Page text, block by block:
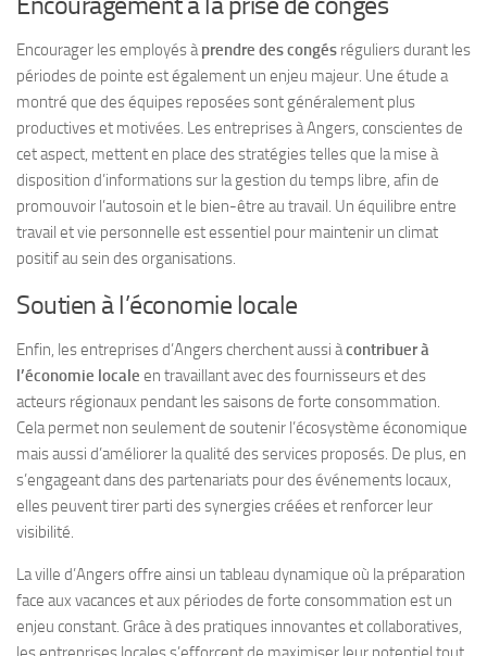
Encourager les employés àprendre des congés réguliers durant les
périodes de pointe est également un enjeu majeur. Une étude a
montré que des équipes reposées sont généralement plus
productives et motivées. Les entreprises à Angers, conscientes de
cet aspect, mettent en place des stratégies telles que la mise à
disposition d’informations sur la gestion du temps libre, afin de
promouvoir l’autosoin et le bien-être au travail. Un équilibre entre
travail et vie personnelle est essentiel pour maintenir un climat
positif au sein des organisations.
Soutien à l’économie locale
Enfin, les entreprises d’Angers cherchent aussi àcontribuer à
l’économie locale en travaillant avec des fournisseurs et des
acteurs régionaux pendant les saisons de forte consommation.
Cela permet non seulement de soutenir l’écosystème économique
mais aussi d’améliorer la qualité des services proposés. De plus, en
s’engageant dans des partenariats pour des événements locaux,
elles peuvent tirer parti des synergies créées et renforcer leur
visibilité.
La ville d’Angers offre ainsi un tableau dynamique où la préparation
face aux vacances et aux périodes de forte consommation est un
enjeu constant. Grâce à des pratiques innovantes et collaboratives,